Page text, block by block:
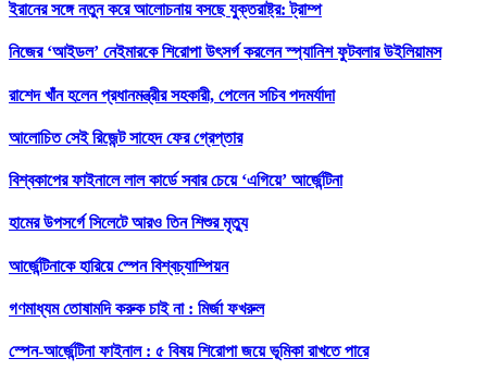
ইরানের সঙ্গে নতুন করে আলোচনায় বসছে যুক্তরাষ্ট্র: ট্রাম্প
নিজের ‘আইডল’ নেইমারকে শিরোপা উৎসর্গ করলেন স্প্যানিশ ফুটবলার উইলিয়ামস
রাশেদ খাঁন হলেন প্রধানমন্ত্রীর সহকারী, পেলেন সচিব পদমর্যাদা
আলোচিত সেই রিজেন্ট সাহেদ ফের গ্রেপ্তার
বিশ্বকাপের ফাইনালে লাল কার্ডে সবার চেয়ে ‘এগিয়ে’ আর্জেন্টিনা
হামের উপসর্গে সিলেটে আরও তিন শিশুর মৃত্যু
আর্জেন্টিনাকে হারিয়ে স্পেন বিশ্বচ্যাম্পিয়ন
গণমাধ্যম তোষামদি করুক চাই না : মির্জা ফখরুল
স্পেন-আর্জেন্টিনা ফাইনাল : ৫ বিষয় শিরোপা জয়ে ভূমিকা রাখতে পারে